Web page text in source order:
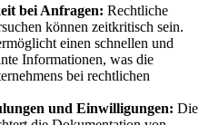
bei Anfragen: Rechtliche
können zeitkritisch sein.
einen schnellen und
Informationen, was die
bei rechtlichen
und Einwilligungen: Die